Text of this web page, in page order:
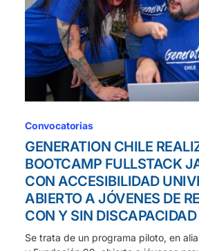
Convocatorias
GENERATION CHILE
BOOTCAMP FULLSTACK
CON ACCESIBILIDAD
ABIERTO A JÓVENES DE
CON Y SIN DISCAPACIDAD
Se trata de un programa piloto, en